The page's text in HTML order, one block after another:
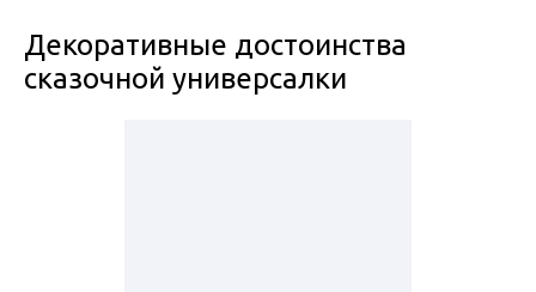
Декоративные достоинства
сказочной универсалки